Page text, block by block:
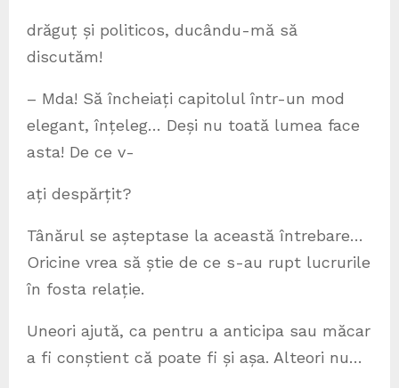
drăguț și politicos, ducându-mă să
discutăm!
– Mda! Să încheiați capitolul într-un mod
elegant, înțeleg… Deși nu toată lumea face
asta! De ce v-
ați despărțit?
Tânărul se așteptase la această întrebare…
Oricine vrea să știe de ce s-au rupt lucrurile
în fosta relație.
Uneori ajută, ca pentru a anticipa sau măcar
a fi conștient că poate fi și așa. Alteori nu…